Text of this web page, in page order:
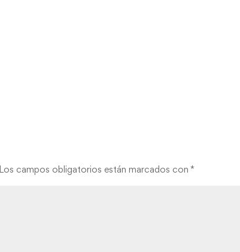
Los campos obligatorios están marcados con *